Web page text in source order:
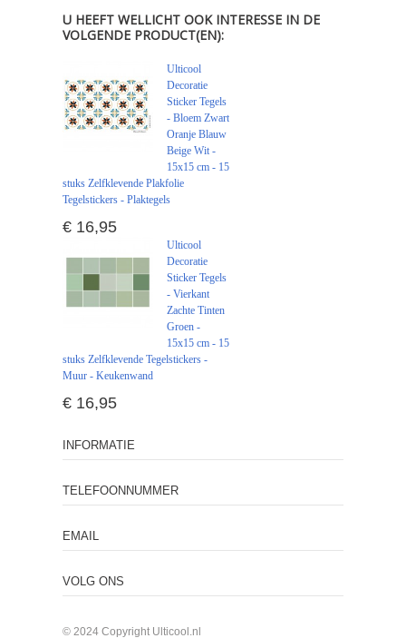
U HEEFT WELLICHT OOK INTERESSE IN DE
VOLGENDE PRODUCT(EN):
Ulticool
Decoratie
Sticker Tegels
- Bloem Zwart
Oranje Blauw
Beige Wit -
15x15 cm - 15
stuks Zelfklevende Plakfolie
Tegelstickers - Plaktegels
€ 16,95
Ulticool
Decoratie
Sticker Tegels
- Vierkant
Zachte Tinten
Groen -
15x15 cm - 15
stuks Zelfklevende Tegelstickers -
Muur - Keukenwand
€ 16,95
INFORMATIE
TELEFOONNUMMER
EMAIL
VOLG ONS
© 2024 Copyright Ulticool.nl